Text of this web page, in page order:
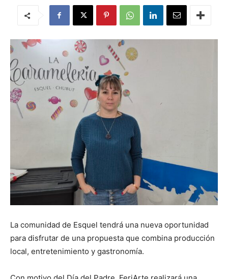
La comunidad de Esquel tendrá una nueva oportunidad
para disfrutar de una propuesta que combina producción
local, entretenimiento y gastronomía.